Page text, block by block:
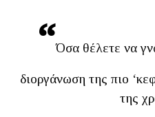
Όσα θέλετε να
διοργάνωση της πιο
της